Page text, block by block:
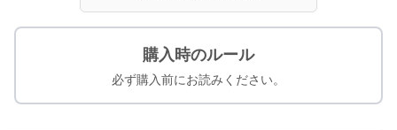
購入時のルール
必ず購入前にお読みください。